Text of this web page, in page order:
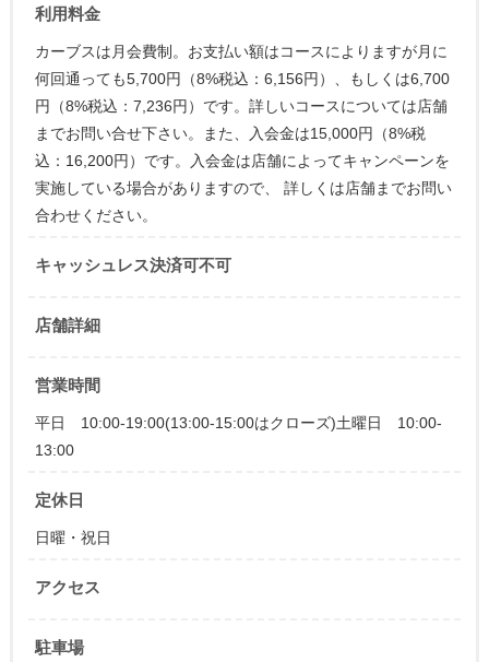
利用料金
カーブスは月会費制。お支払い額はコースによりますが月に
何回通っても5,700円（8%税込：6,156円）、もしくは6,700
円（8%税込：7,236円）です。詳しいコースについては店舗
までお問い合せ下さい。また、入会金は15,000円（8%税
込：16,200円）です。入会金は店舗によってキャンペーンを
実施している場合がありますので、 詳しくは店舗までお問い
合わせください。
キャッシュレス決済可不可
店舗詳細
営業時間
平日 10:00-19:00(13:00-15:00はクローズ)土曜日 10:00-
13:00
定休日
日曜・祝日
アクセス
駐車場